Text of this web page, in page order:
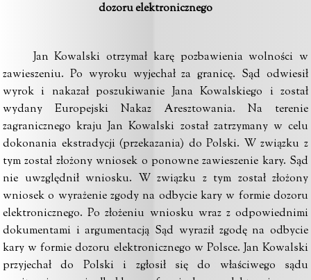
dozoru elektronicznego
Jan Kowalski otrzymał karę pozbawienia wolności w
zawieszeniu. Po wyroku wyjechał za granicę. Sąd odwiesił
wyrok i nakazał poszukiwanie Jana Kowalskiego i został
wydany Europejski Nakaz Aresztowania. Na terenie
zagranicznego kraju Jan Kowalski został zatrzymany w celu
dokonania ekstradycji (przekazania) do Polski. W związku z
tym został złożony wniosek o ponowne zawieszenie kary. Sąd
nie uwzględnił wniosku. W związku z tym został złożony
wniosek o wyrażenie zgody na odbycie kary w formie dozoru
elektronicznego. Po złożeniu wniosku wraz z odpowiednimi
dokumentami i argumentacją Sąd wyraził zgodę na odbycie
kary w formie dozoru elektronicznego w Polsce. Jan Kowalski
przyjechał do Polski i zgłosił się do właściwego sądu